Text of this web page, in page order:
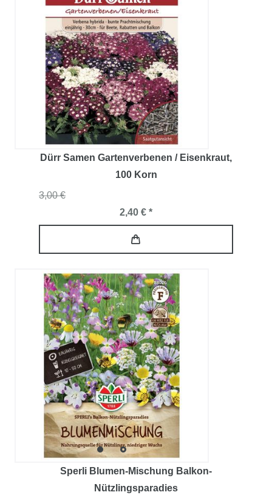
Dürr Samen Gartenverbenen / Eisenkraut,
100 Korn
3,00 €
2,40 € *
Sperli Blumen-Mischung Balkon-
Nützlingsparadies